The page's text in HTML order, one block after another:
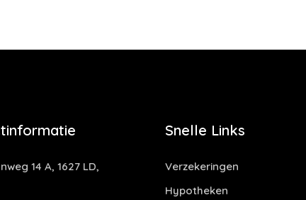
14 A, 1627 LD,
Snelle Links
Verzekeringen
Hypotheken